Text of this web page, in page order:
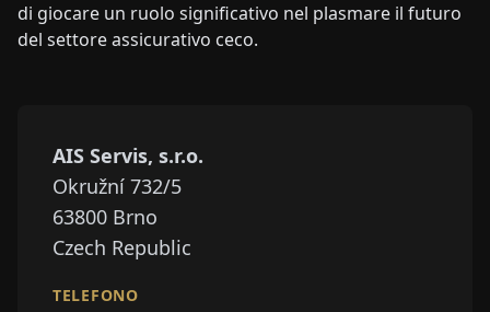
di giocare un ruolo significativo nel plasmare il futuro
del settore assicurativo ceco.
AIS Servis, s.r.o.
Okružní 732/5
63800 Brno
Czech Republic
TELEFONO